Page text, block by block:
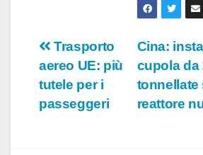
o
Navigazione
articoli
Cina:
cupola da
tonnellate
reattore
Trasporto
aereo UE: più
tutele per i
passeggeri